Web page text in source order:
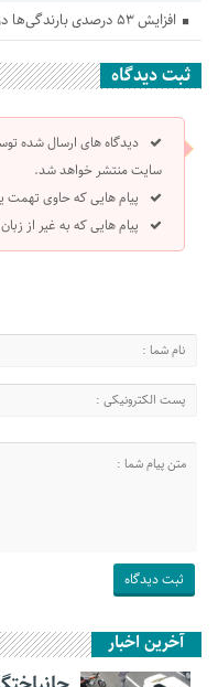
افزایش ۵۳ درصدی بارندگی‌ها در گلستان
ثبت دیدگاه
دیدگاه های ارسال شده
سایت منتشر خواهد شد.
پیام هایی که حاوی تهمت
پیام هایی که به غیر از
آخرین اخبار